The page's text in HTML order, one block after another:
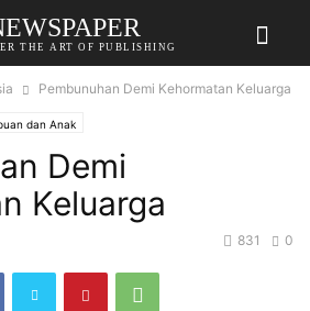
THE ART OF PUBLISHING
Pembunuhan Demi Kehormatan Keluarga
dan Anak
Demi
Keluarga
0
831